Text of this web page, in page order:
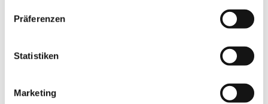
Präferenzen
Statistiken
Marketing
18,90 € *